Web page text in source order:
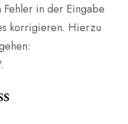
in der Eingabe
korrigieren. Hierzu